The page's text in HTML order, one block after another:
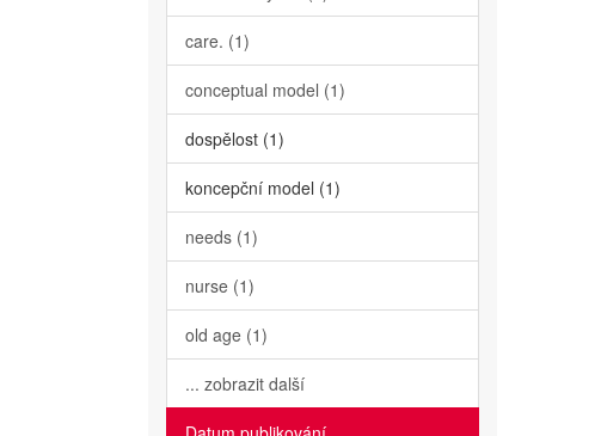
care. (1)
conceptual model (1)
dospělost (1)
koncepční model (1)
needs (1)
nurse (1)
old age (1)
... zobrazit další